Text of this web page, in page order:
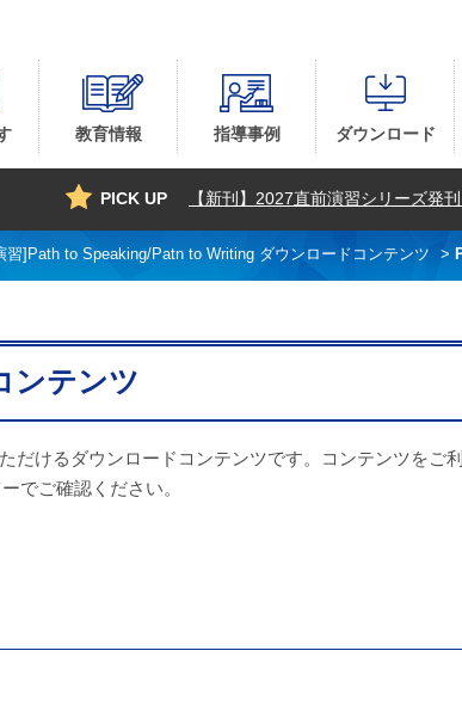
教育情報 指導事例 ダウンロード
PICK UP 【新刊】2027直前演習シリーズ発刊
習]Path to Speaking/Patn to Writing ダウンロードコンテンツ >
ンテンツ
だけるダウンロードコンテンツです。コンテンツをご
でご確認ください。